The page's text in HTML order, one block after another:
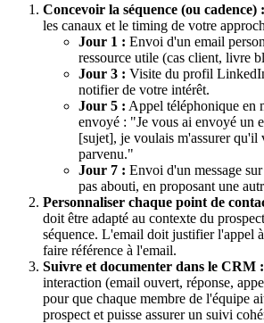
Concevoir la séquence (ou cadence) :
les canaux et le timing de votre
Jour 1 : Envoi d'un email
ressource utile (cas client, livre
Jour 3 : Visite du profil
notifier de votre intérêt.
Jour 5 : Appel téléphonique en
envoyé : "Je vous ai envoyé un
[sujet], je voulais m'assurer qu'il
parvenu."
Jour 7 : Envoi d'un message
pas abouti, en proposant une
Personnaliser chaque point de
doit être adapté au contexte du
séquence. L'email doit justifier l'appel
faire référence à l'email.
Suivre et documenter dans le CRM :
interaction (email ouvert, réponse,
pour que chaque membre de l'équipe
prospect et puisse assurer un suivi